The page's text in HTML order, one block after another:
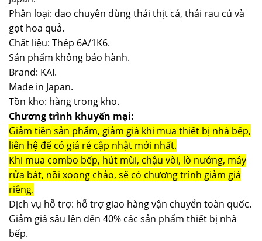
Phân loại: dao chuyên dùng thái thịt cá, thái rau củ và
gọt hoa quả.
Chất liệu: Thép 6A/1K6.
Sản phẩm không bảo hành.
Brand: KAI.
Made in Japan.
Tồn kho: hàng trong kho.
Chương trình khuyến mại:
Giảm tiền sản phẩm, giảm giá khi mua thiết bị nhà bếp,
liên hệ để có giá rẻ cập nhật mới nhất.
Khi mua combo bếp, hút mùi, chậu vòi, lò nướng, máy
rửa bát, nồi xoong chảo, sẽ có chương trình giảm giá
riêng.
Dịch vụ hỗ trợ: hỗ trợ giao hàng vận chuyển toàn quốc.
Giảm giá sâu lên đến 40% các sản phẩm thiết bị nhà
bếp.